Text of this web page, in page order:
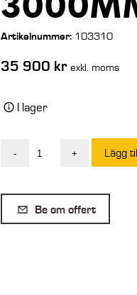
Artikelnummer: 103310
35 900 kr exkl. moms
I lager
-
3000MM
S1/B20
+ Lägg
Be om offert